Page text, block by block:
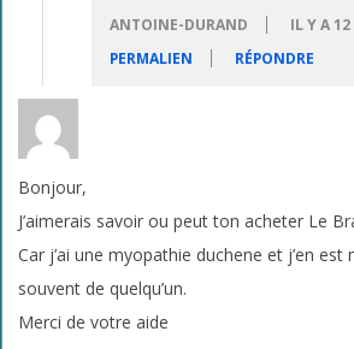
ANTOINE-DURAND
IL Y A
PERMALIEN
RÉPONDRE
Bonjour,
J’aimerais savoir ou peut ton acheter Le
Car j’ai une myopathie duchene et j’en est
souvent de quelqu’un.
Merci de votre aide